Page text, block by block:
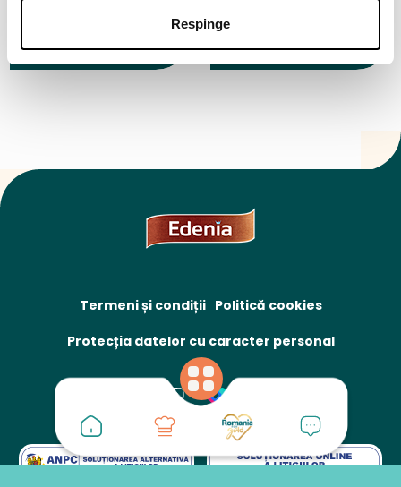
RespingeSupa crema de
mazare cu menta si
coji de portocala
Termeni și condiții Politică cookies
Protecția datelor cu caracter personal